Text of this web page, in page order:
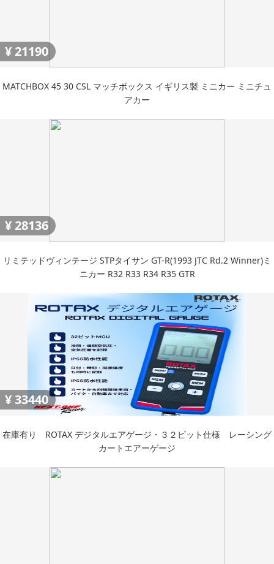
¥ 21190
MATCHBOX 45 30 CSL マッチボックス イギリス製 ミニカー ミニチュ
アカー
¥ 28136
リミテッドヴィンテージ STPタイサン GT-R(1993 JTC Rd.2 Winner)ミ
ニカー R32 R33 R34 R35 GTR
¥33440
在庫有り ROTAX デジタルエアゲージ・３２ビット仕様 レーシング
カートエアーゲージ